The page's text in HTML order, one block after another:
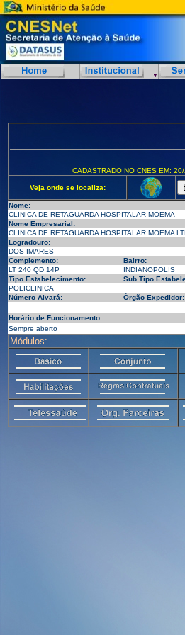
CADASTRADO NO CNES EM:
Veja onde se localiza:
Nome:
CLINICA DE RETAGUARDA HOSPITALAR MOEMA
Nome Empresarial:
CLINICA DE RETAGUARDA HOSPITALAR MOEMA
Logradouro:
DOS IMARES
Complemento:
Bairro:
LT 240 QD 14P
INDIANOPOLIS
Tipo Estabelecimento:
Sub Tipo
POLICLINICA
Número Alvará:
Órgão Expedidor:
Horário de Funcionamento:
Sempre aberto
Módulos: